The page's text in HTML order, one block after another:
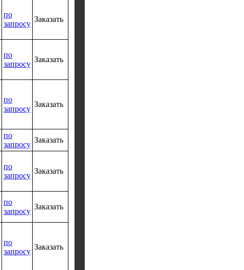
по
запросу
Заказать
по
запросу
Заказать
по
запросу
Заказать
по
запросу
Заказать
по
запросу
Заказать
по
запросу
Заказать
по
запросу
Заказать